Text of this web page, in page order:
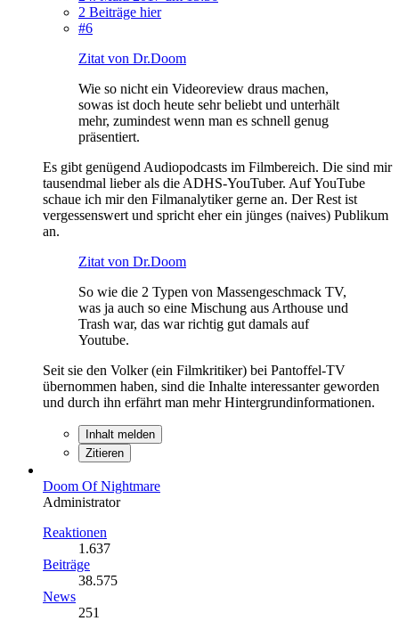
2 Beiträge hier
#6
Zitat von Dr.Doom
Wie so nicht ein Videoreview draus machen,
sowas ist doch heute sehr beliebt und unterhält
mehr, zumindest wenn man es schnell genug
präsentiert.
Es gibt genügend Audiopodcasts im Filmbereich. Die sind mir
tausendmal lieber als die ADHS-YouTuber. Auf YouTube
schaue ich mir den Filmanalytiker gerne an. Der Rest ist
vergessenswert und spricht eher ein jünges (naives) Publikum
an.
Zitat von Dr.Doom
So wie die 2 Typen von Massengeschmack TV,
was ja auch so eine Mischung aus Arthouse und
Trash war, das war richtig gut damals auf
Youtube.
Seit sie den Volker (ein Filmkritiker) bei Pantoffel-TV
übernommen haben, sind die Inhalte interessanter geworden
und durch ihn erfährt man mehr Hintergrundinformationen.
Inhalt melden
Zitieren
Doom Of Nightmare
Administrator
Reaktionen
1.637
Beiträge
38.575
News
251